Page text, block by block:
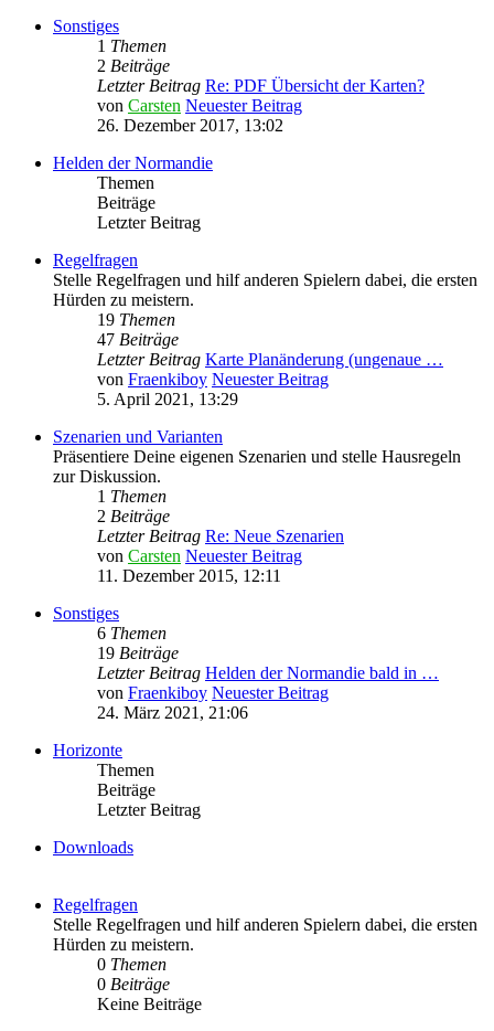
Sonstiges
1 Themen
2 Beiträge
Letzter Beitrag Re: PDF Übersicht der Karten?
von Carsten Neuester Beitrag
26. Dezember 2017, 13:02
Helden der Normandie
Themen
Beiträge
Letzter Beitrag
Regelfragen
Stelle Regelfragen und hilf anderen Spielern dabei, die ersten
Hürden zu meistern.
19 Themen
47 Beiträge
Letzter Beitrag Karte Planänderung (ungenaue …
von Fraenkiboy Neuester Beitrag
5. April 2021, 13:29
Szenarien und Varianten
Präsentiere Deine eigenen Szenarien und stelle Hausregeln
zur Diskussion.
1 Themen
2 Beiträge
Letzter Beitrag Re: Neue Szenarien
von Carsten Neuester Beitrag
11. Dezember 2015, 12:11
Sonstiges
6 Themen
19 Beiträge
Letzter Beitrag Helden der Normandie bald in …
von Fraenkiboy Neuester Beitrag
24. März 2021, 21:06
Horizonte
Themen
Beiträge
Letzter Beitrag
Downloads
Regelfragen
Stelle Regelfragen und hilf anderen Spielern dabei, die ersten
Hürden zu meistern.
0 Themen
0 Beiträge
Keine Beiträge